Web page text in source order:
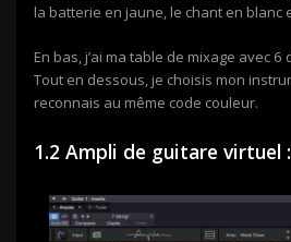
la batterie en jaune, le chant en blanc
En bas, j’ai ma table de mixage avec
Tout en dessous, je choisis mon
reconnais au même code couleur.
1.2 Ampli de guitare virtuel